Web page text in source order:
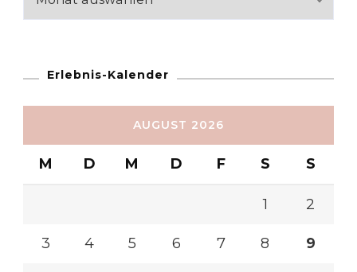
Erlebnis-Kalender
AUGUST 2026
M D M D F S S
1 2
3 4 5 6 7 8 9